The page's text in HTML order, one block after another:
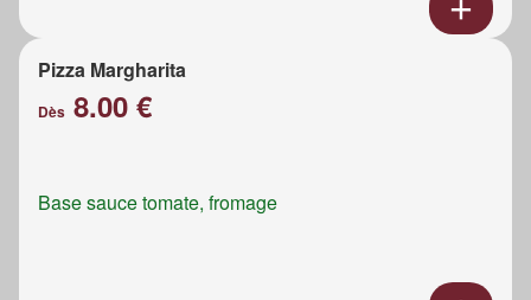
Pizza Margharita
Dès 8.00 €
Base sauce tomate, fromage